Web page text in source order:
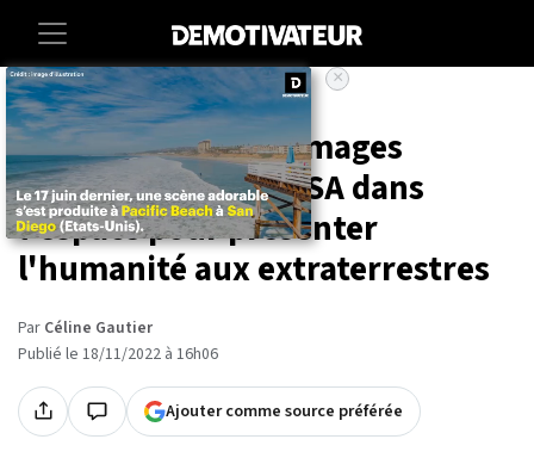
Accueil Societe Sciences
Découvrez les 116 images
envoyées par la NASA dans
l'espace pour présenter
l'humanité aux extraterrestres
Par Céline Gautier
Publié le 18/11/2022 à 16h06
Ajouter comme source préférée
×